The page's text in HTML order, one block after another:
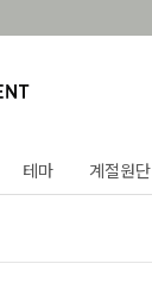
테마 계절원단